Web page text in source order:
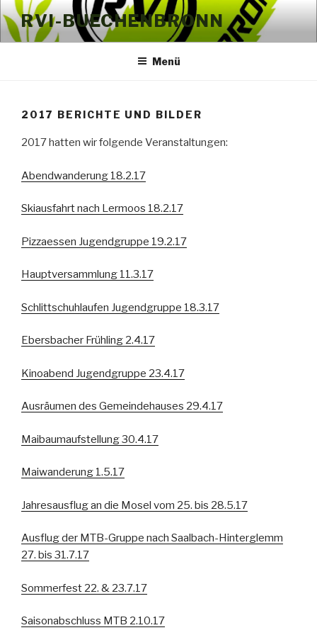
Zum
Inhalt
springen
RVI-BUECHENBRONN
Menü
2017 BERICHTE UND BILDER
2017 hatten wir folgende Veranstaltungen:
Abendwanderung 18.2.17
Skiausfahrt nach Lermoos 18.2.17
Pizzaessen Jugendgruppe 19.2.17
Hauptversammlung 11.3.17
Schlittschuhlaufen Jugendgruppe 18.3.17
Ebersbacher Frühling 2.4.17
Kinoabend Jugendgruppe 23.4.17
Ausräumen des Gemeindehauses 29.4.17
Maibaumaufstellung 30.4.17
Maiwanderung 1.5.17
Jahresausflug an die Mosel vom 25. bis 28.5.17
Ausflug der MTB-Gruppe nach Saalbach-Hinterglemm
27. bis 31.7.17
Sommerfest 22. & 23.7.17
Saisonabschluss MTB 2.10.17